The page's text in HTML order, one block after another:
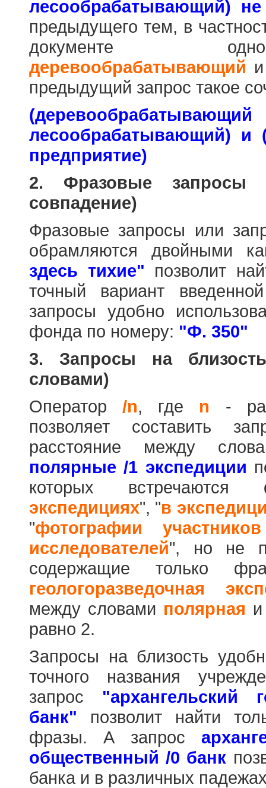
лесообрабатывающий) не
предыдущего тем, в
документе
деревообрабатывающий
предыдущий запрос такое
лесообрабатывающий) и
предприятие)
2. Фразовые запросы
совпадение)
Фразовые запросы или
обрамляются двойными
здесь тихие" позволит
точный вариант
запросы удобно
фонда по номеру: "Ф. 350"
3. Запросы на
словами)
Оператор/n, где n -
позволяет составить
расстояние между
полярные /1 экспедиции
которых
экспедициях", "в
"фотографии
исследователей", но не
содержащие только
геологоразведочная
между словами полярная
равно 2.
Запросы на близость
точного названия
запрос "архангельский
банк" позволит найти
фразы. А запрос
общественный /0 банк
банка и в различных